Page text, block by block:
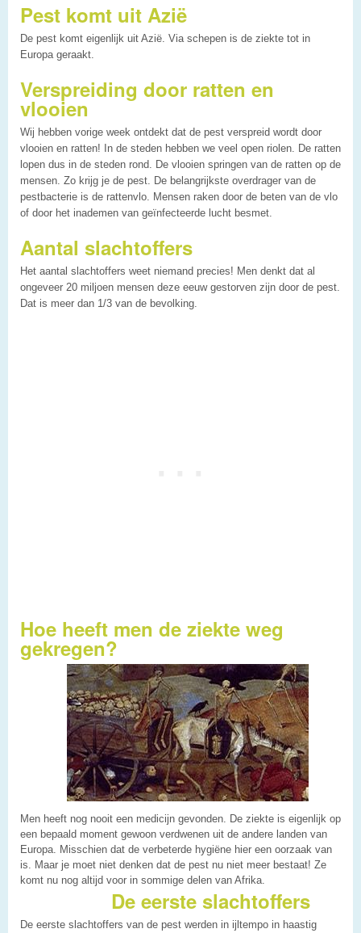
Pest komt uit Azië
De pest komt eigenlijk uit Azië. Via schepen is de ziekte tot in
Europa geraakt.
Verspreiding door ratten en
vlooien
Wij hebben vorige week ontdekt dat de pest verspreid wordt door
vlooien en ratten! In de steden hebben we veel open riolen. De ratten
lopen dus in de steden rond. De vlooien springen van de ratten op de
mensen. Zo krijg je de pest. De belangrijkste overdrager van de
pestbacterie is de rattenvlo. Mensen raken door de beten van de vlo
of door het inademen van geïnfecteerde lucht besmet.
Aantal slachtoffers
Het aantal slachtoffers weet niemand precies! Men denkt dat al
ongeveer 20 miljoen mensen deze eeuw gestorven zijn door de pest.
Dat is meer dan 1/3 van de bevolking.
Hoe heeft men de ziekte weg
gekregen?
Men heeft nog nooit een medicijn gevonden. De ziekte is eigenlijk op
een bepaald moment gewoon verdwenen uit de andere landen van
Europa. Misschien dat de verbeterde hygiëne hier een oorzaak van
is. Maar je moet niet denken dat de pest nu niet meer bestaat! Ze
komt nu nog altijd voor in sommige delen van Afrika.
De eerste slachtoffers
De eerste slachtoffers van de pest werden in ijltempo in haastig